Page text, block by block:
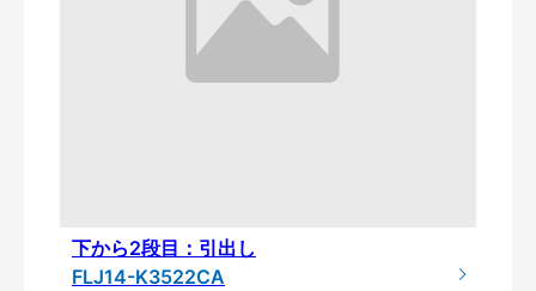
下から2段目：引出し
FLJ14-K3522CA